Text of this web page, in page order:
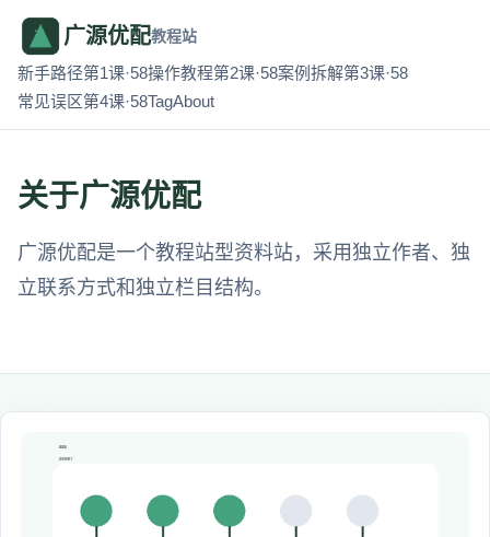
广源优配教程站
新手路径第1课·58操作教程第2课·58案例拆解第3课·58
常见误区第4课·58TagAbout
关于广源优配
广源优配是一个教程站型资料站，采用独立作者、独
立联系方式和独立栏目结构。